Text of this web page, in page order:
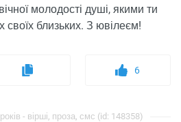
молодості душі, якими ти
близьких. З ювілеєм!
6
- вірші, проза, смс (id: 148358)